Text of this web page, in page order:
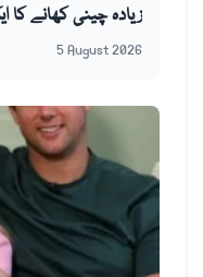
زیادہ چینی کھانے کا
5 August 2026